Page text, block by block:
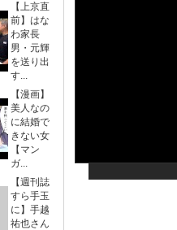
【上京直
前】はな
わ家長
男・元輝
を送り出
す...
【漫画】
美人なの
に結婚で
きない女
【マン
ガ...
【週刊誌
すら手玉
に】手越
祐也さん